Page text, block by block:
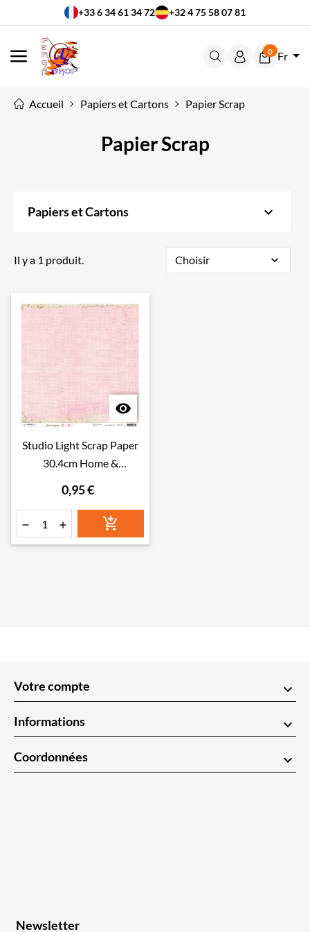
+33 6 34 61 34 72 +32 4 75 58 07 81
MENU
0 Fr
Accueil Papiers et Cartons Papier Scrap
Papier Scrap
Papiers et Cartons keyboard_arrow_down
Il y a 1 produit. Choisir expand_more

Studio Light Scrap Paper
30.4cm Home &
0,95 €
  
Votre compte keyboard_arrow_down
Informations keyboard_arrow_down
Coordonnées keyboard_arrow_down
Newsletter